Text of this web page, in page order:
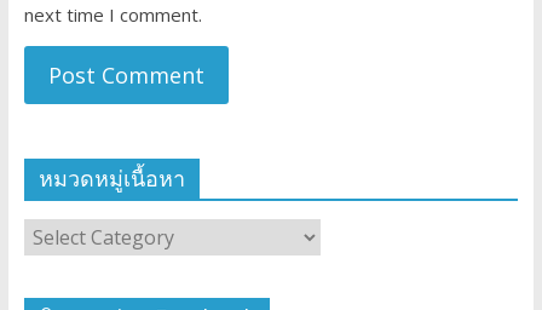
next time I comment.
หมวดหมู่เนื้อหา